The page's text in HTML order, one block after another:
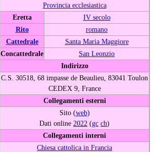
Provincia ecclesiastica
Eretta
IV secolo
Rito
romano
Cattedrale
Santa Maria Maggiore
Concattedrale
San Leonzio
Indirizzo
C.S. 30518, 68 impasse de Beaulieu, 83041 Toulon
CEDEX 9, France
Collegamenti esterni
Sito (web)
Dati online 2022 (gc ch)
Collegamenti interni
Chiesa cattolica in Francia